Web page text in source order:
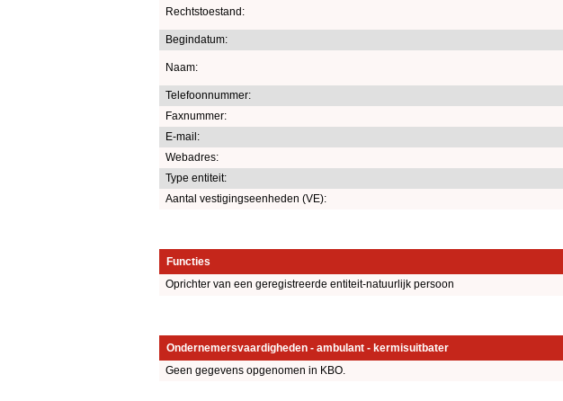
Rechtstoestand:
Begindatum:
Naam:
Telefoonnummer:
Faxnummer:
E-mail:
Webadres:
Type entiteit:
Aantal vestigingseenheden (VE):
Functies
Oprichter van een geregistreerde entiteit-natuurlijk persoon
Ondernemersvaardigheden - ambulant - kermisuitbater
Geen gegevens opgenomen in KBO.